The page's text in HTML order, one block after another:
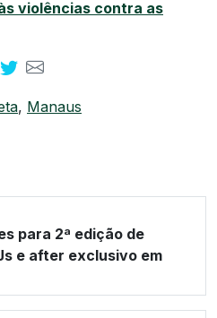
violências contra as
, Manaus
para 2ª edição de
e after exclusivo em